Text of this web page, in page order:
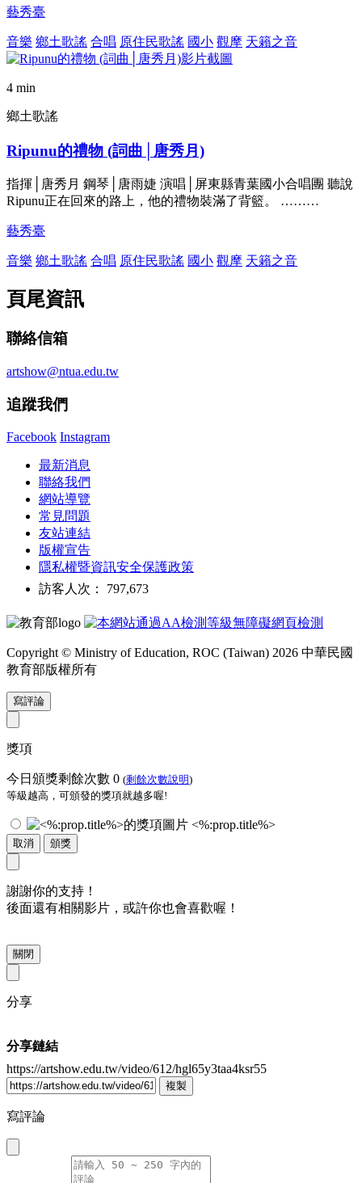
藝秀臺
音樂 鄉土歌謠 合唱 原住民歌謠 國小 觀摩 天籟之音
4 min
鄉土歌謠
Ripunu的禮物 (詞曲│唐秀月)
指揮│唐秀月 鋼琴│唐雨婕 演唱│屏東縣青葉國小合唱團 聽說
Ripunu正在回來的路上，他的禮物裝滿了背籃。 ………
藝秀臺
音樂 鄉土歌謠 合唱 原住民歌謠 國小 觀摩 天籟之音
頁尾資訊
聯絡信箱
artshow@ntua.edu.tw
追蹤我們
Facebook Instagram
最新消息
聯絡我們
網站導覽
常見問題
友站連結
版權宣告
隱私權暨資訊安全保護政策
訪客人次： 797,673
Copyright © Ministry of Education, ROC (Taiwan) 2026 中華民國
教育部版權所有
寫評論
獎項
今日頒獎剩餘次數 0 (剩餘次數說明)
等級越高，可頒發的獎項就越多喔!
<%:prop.title%>
取消 頒獎
謝謝你的支持！
後面還有相關影片，或許你也會喜歡喔！
關閉
分享
分享鏈結
https://artshow.edu.tw/video/612/hgl65y3taa4ksr55
複製
寫評論